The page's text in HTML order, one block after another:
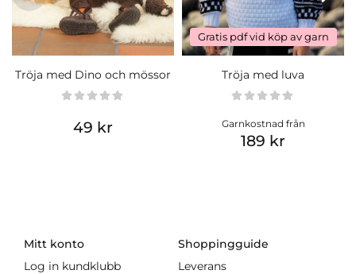
Tröja med Dino och mössor
49 kr
Gratis pdf vid köp av garn
Tröja med luva
Garnkostnad från
189 kr
Mitt konto
Log in kundklubb
Shoppingguide
Leverans